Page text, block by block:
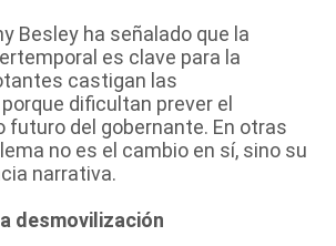
Besley ha señalado que la
es clave para la
castigan las
dificultan prever el
del gobernante. En otras
no es el cambio en sí, sino su
narrativa.
desmovilización